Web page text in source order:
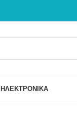
ΗΛΕΚΤΡΟΝΙΚΑ